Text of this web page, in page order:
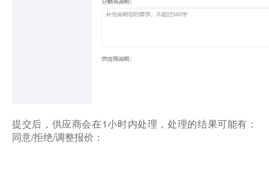
提交后，供应商会在1小时内处理，处理的结果可能有：
同意/拒绝/调整报价：